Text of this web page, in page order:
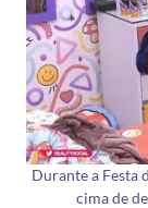
Durante a Festa
cima de